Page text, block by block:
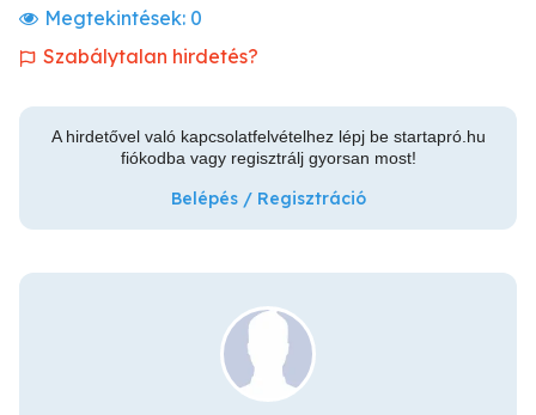
Megtekintések: 0
Szabálytalan hirdetés?
A hirdetővel való kapcsolatfelvételhez lépj be startapró.hu
fiókodba vagy regisztrálj gyorsan most!
Belépés / Regisztráció